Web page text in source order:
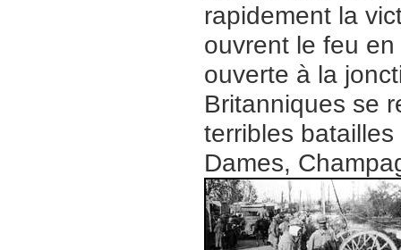
rapidement la
ouvrent le feu
ouverte à la
Britanniques se
terribles
Dames,